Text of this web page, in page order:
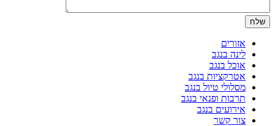
אזורים
לינה בנגב
אוכל בנגב
אטרקציות בנגב
מסלולי טיול בנגב
תרבות ופנאי בנגב
אירועים בנגב
צור קשר